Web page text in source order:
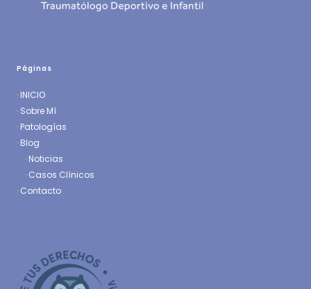
Páginas
· INICIO
· Sobre Mí
· Patologías
· Blog
· Noticias
· Casos Clínicos
· Contacto